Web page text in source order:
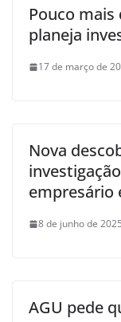
Pouco
planeja
17 de março de
Nova
empresário
8 de junho de 2025
AGU pede